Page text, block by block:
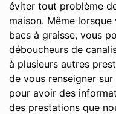
éviter tout problème
maison. Même
bacs à graisse, vous
déboucheurs de
à plusieurs autres
de vous renseigner
pour avoir des
des prestations que